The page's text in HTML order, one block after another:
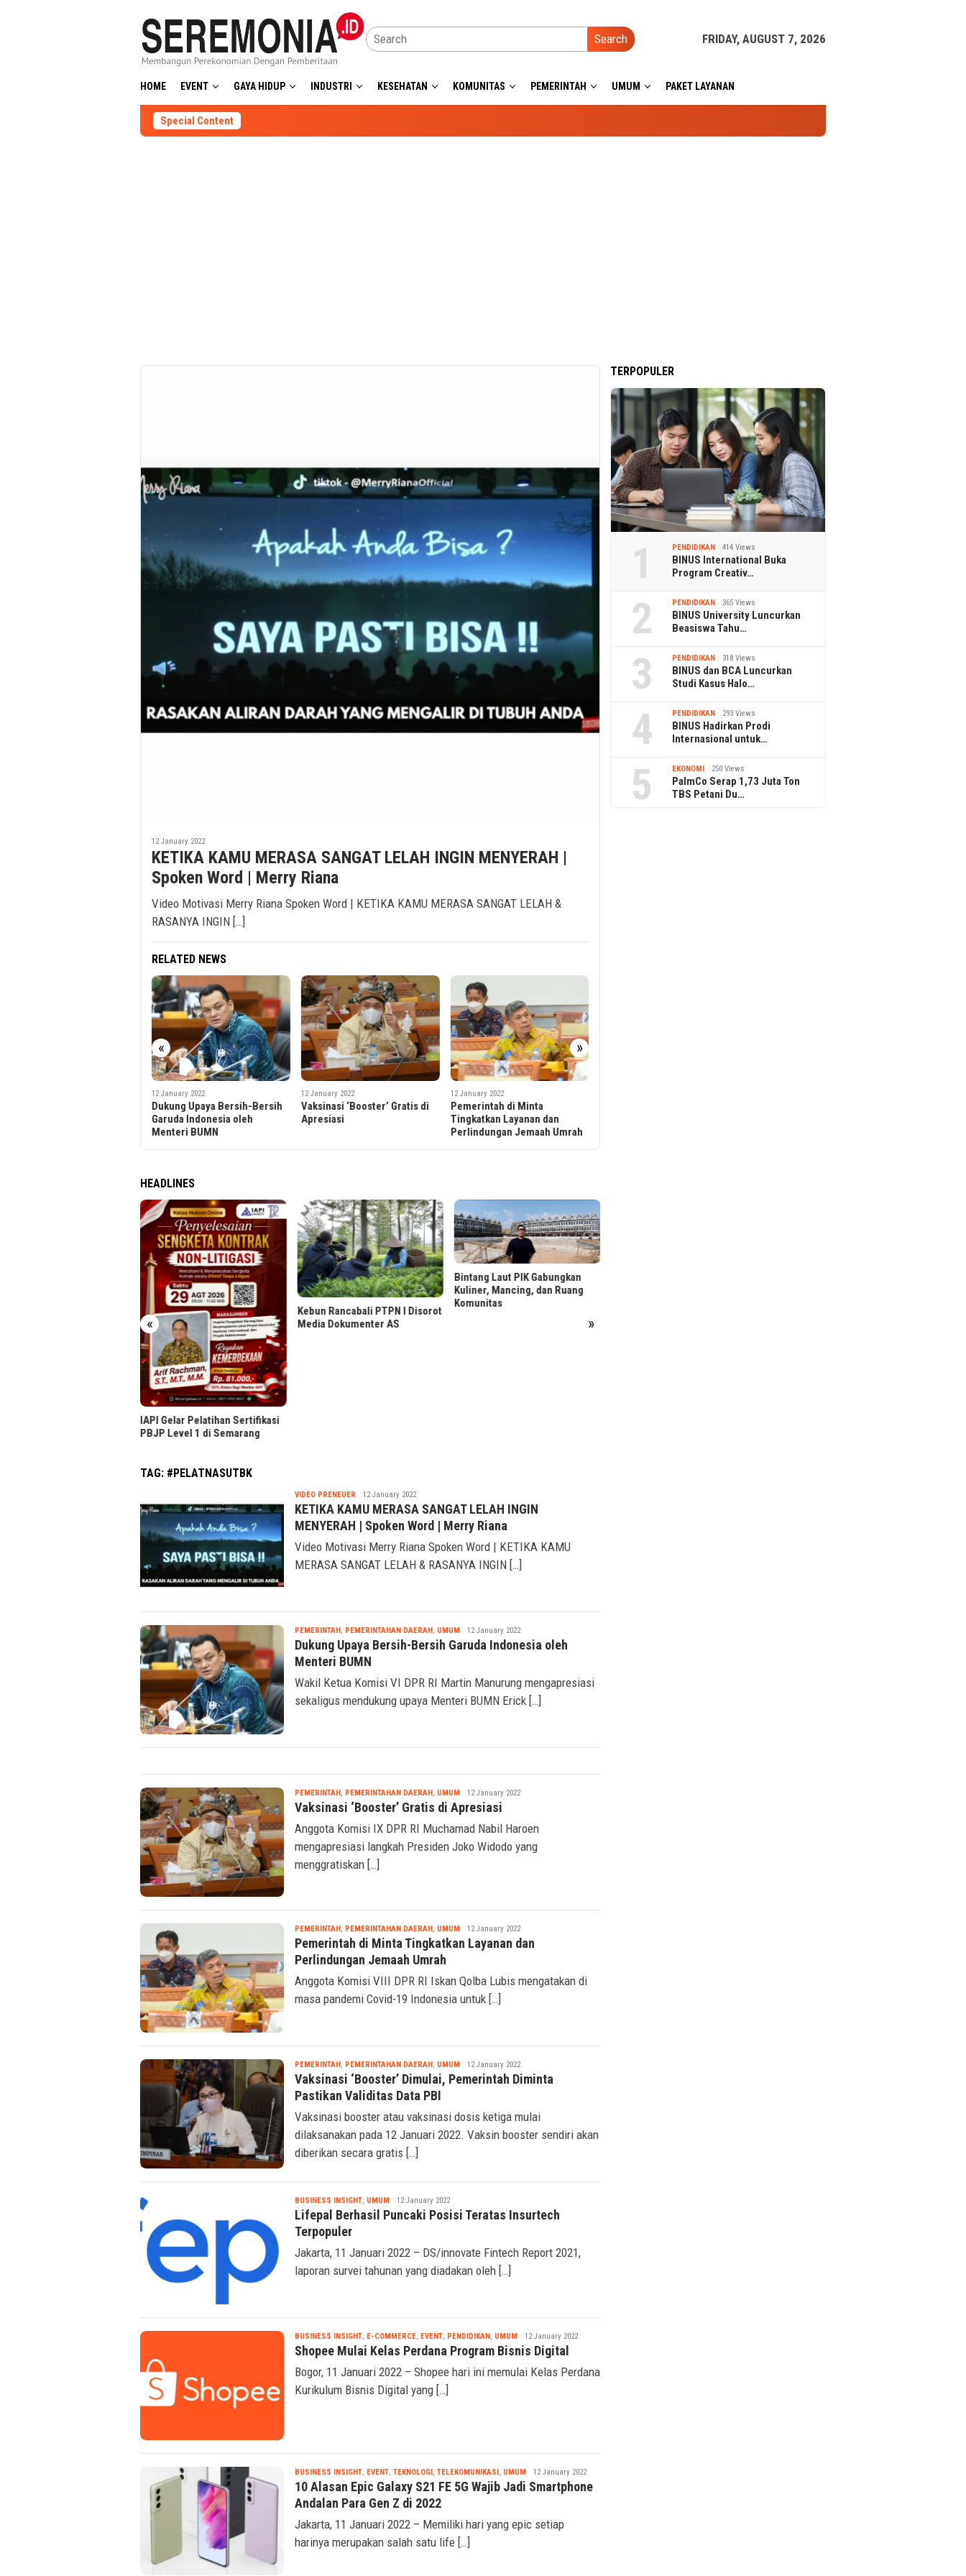
Search FRIDAY, AUGUST 7, 2026
HOME EVENT GAYA HIDUP INDUSTRI KESEHATAN KOMUNITAS PEMERINTAH UMUM PAKET LAYANAN
Special Content
12 January 2022
KETIKA KAMU MERASA SANGAT LELAH INGIN MENYERAH |
Spoken Word | Merry Riana
Video Motivasi Merry Riana Spoken Word | KETIKA KAMU MERASA SANGAT LELAH &
RASANYA INGIN […]
RELATED NEWS
« »
12 January 2022
Vaksinasi ‘Booster’ Gratis di
Apresiasi
12 January 2022
Pemerintah di Minta
Tingkatkan Layanan dan
12 January 2022
Vaksinasi ‘Booster’ Dimulai,
Pemerintah Diminta Pastikan
Validitas Data PBI
HEADLINES
« »
Kebun Rancabali PTPN I Disorot
Media Dokumenter AS
Bintang Laut PIK Gabungkan
Kuliner, Mancing, dan Ruang
Menjaga Reputasi Kredit
TAG: #PELATNASUTBK
VIDEO PRENEUER Nabila
12 January 2022
KETIKA KAMU MERASA SANGAT LELAH INGIN
MENYERAH | Spoken Word | Merry Riana
Video Motivasi Merry Riana Spoken Word | KETIKA KAMU
MERASA SANGAT LELAH & RASANYA INGIN […]
PEMERINTAH, PEMERINTAHAN DAERAH, UMUM Nabila
12 January 2022
Dukung Upaya Bersih-Bersih Garuda Indonesia oleh
Menteri BUMN
Wakil Ketua Komisi VI DPR RI Martin Manurung mengapresiasi
sekaligus mendukung upaya Menteri BUMN Erick […]
PEMERINTAH, PEMERINTAHAN DAERAH, UMUM Nabila
12 January 2022
Vaksinasi ‘Booster’ Gratis di Apresiasi
Anggota Komisi IX DPR RI Muchamad Nabil Haroen
mengapresiasi langkah Presiden Joko Widodo yang
menggratiskan […]
PEMERINTAH, PEMERINTAHAN DAERAH, UMUM Nabila
12 January 2022
Pemerintah di Minta Tingkatkan Layanan dan
Perlindungan Jemaah Umrah
Anggota Komisi VIII DPR RI Iskan Qolba Lubis mengatakan di
masa pandemi Covid-19 Indonesia untuk […]
PEMERINTAH, PEMERINTAHAN DAERAH, UMUM Nabila
12 January 2022
Vaksinasi ‘Booster’ Dimulai, Pemerintah Diminta
Pastikan Validitas Data PBI
Vaksinasi booster atau vaksinasi dosis ketiga mulai
dilaksanakan pada 12 Januari 2022. Vaksin booster sendiri akan
diberikan secara gratis […]
BUSINESS INSIGHT, UMUM Nabila
12 January 2022
Lifepal Berhasil Puncaki Posisi Teratas Insurtech
Terpopuler
Jakarta, 11 Januari 2022 – DS/innovate Fintech Report 2021,
laporan survei tahunan yang diadakan oleh […]
BUSINESS INSIGHT, E-COMMERCE, EVENT, PENDIDIKAN, UMUM Nabila
12 January 2022
Shopee Mulai Kelas Perdana Program Bisnis Digital
Bogor, 11 Januari 2022 – Shopee hari ini memulai Kelas Perdana
Kurikulum Bisnis Digital yang […]
BUSINESS INSIGHT, EVENT, TEKNOLOGI, TELEKOMUNIKASI, UMUM Nabila
12 January 2022
10 Alasan Epic Galaxy S21 FE 5G Wajib Jadi Smartphone
Andalan Para Gen Z di 2022
Jakarta, 11 Januari 2022 – Memiliki hari yang epic setiap
harinya merupakan salah satu life […]
TERPOPULER
1 PENDIDIKAN 414 Views
BINUS International Buka
Program Creativ…
2 PENDIDIKAN 365 Views
BINUS University Luncurkan
Beasiswa Tahu…
3 PENDIDIKAN 318 Views
BINUS dan BCA Luncurkan
Studi Kasus Halo…
4 PENDIDIKAN 293 Views
BINUS Hadirkan Prodi
Internasional untuk…
5 EKONOMI 250 Views
PalmCo Serap 1,73 Juta Ton
TBS Petani Du…